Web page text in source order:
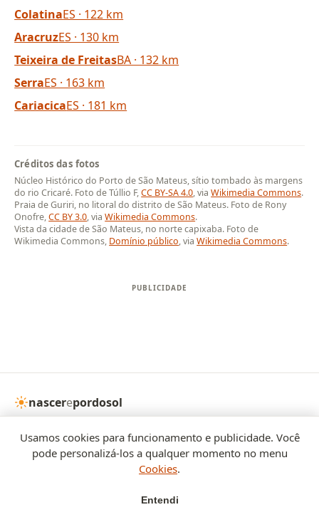
ColatinaES · 122 km
AracruzES · 130 km
Teixeira de FreitasBA · 132 km
SerraES · 163 km
CariacicaES · 181 km
Créditos das fotos
Núcleo Histórico do Porto de São Mateus, sítio tombado às margens
do rio Cricaré. Foto de Túllio F,CC BY-SA 4.0, viaWikimedia Commons.
Praia de Guriri, no litoral do distrito de São Mateus. Foto de Rony
Onofre,CC BY 3.0, viaWikimedia Commons.
Vista da cidade de São Mateus, no norte capixaba. Foto de
Wikimedia Commons, Domínio público, viaWikimedia Commons.
nascerepordosol
próprio, determinístico e sem serviço externo.
CrepúsculosCalendários
Usamos cookies para funcionamento e publicidade. Você
pode personalizá-los a qualquer momento no menu
Cookies.
Entendi